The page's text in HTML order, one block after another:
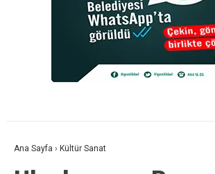
Ana Sayfa › Kültür Sanat